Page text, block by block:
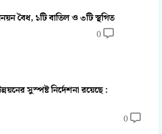
বৈধ, ১টি বাতিল ও ৩টি স্থগিত
0
সুস্পষ্ট নির্দেশনা রয়েছে :
0